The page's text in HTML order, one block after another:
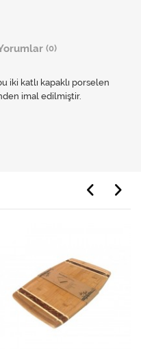
(0)
iki katlı kapaklı porselen
imal edilmiştir.